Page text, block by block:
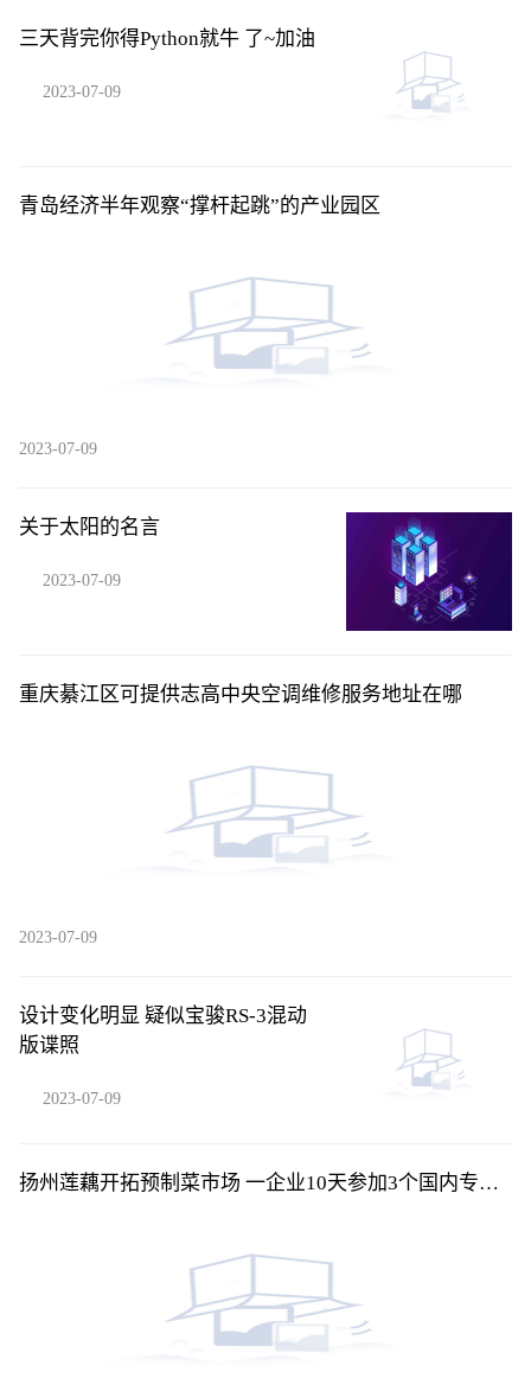
三天背完你得Python就牛 了~加油
2023-07-09
青岛经济半年观察“撑杆起跳”的产业园区
2023-07-09
关于太阳的名言
2023-07-09
重庆綦江区可提供志高中央空调维修服务地址在哪
2023-07-09
设计变化明显 疑似宝骏RS-3混动
版谍照
2023-07-09
扬州莲藕开拓预制菜市场 一企业10天参加3个国内专业